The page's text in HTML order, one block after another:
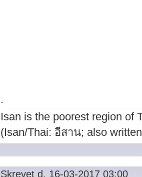
.
Isan is the poorest region of
(Isan/Thai: อีสาน; also
Skrevet d. 16-03-2017 03:00